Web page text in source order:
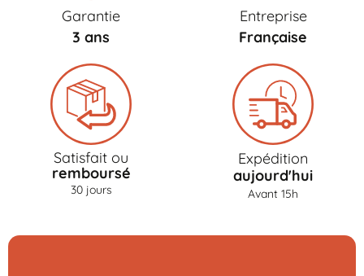
Garantie
3 ans
Entreprise
Française
Satisfait ou
remboursé
30 jours
Expédition
aujourd'hui
Avant 15h